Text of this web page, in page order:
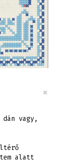
×
vagy,
alatt